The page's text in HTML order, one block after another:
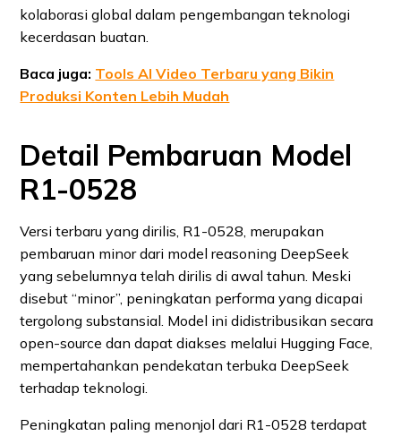
kolaborasi global dalam pengembangan teknologi
kecerdasan buatan.
Baca juga: Tools AI Video Terbaru yang Bikin
Produksi Konten Lebih Mudah
Detail Pembaruan Model
R1‑0528
Versi terbaru yang dirilis, R1‑0528, merupakan
pembaruan minor dari model reasoning DeepSeek
yang sebelumnya telah dirilis di awal tahun. Meski
disebut “minor”, peningkatan performa yang dicapai
tergolong substansial. Model ini didistribusikan secara
open-source dan dapat diakses melalui Hugging Face,
mempertahankan pendekatan terbuka DeepSeek
terhadap teknologi.
Peningkatan paling menonjol dari R1‑0528 terdapat